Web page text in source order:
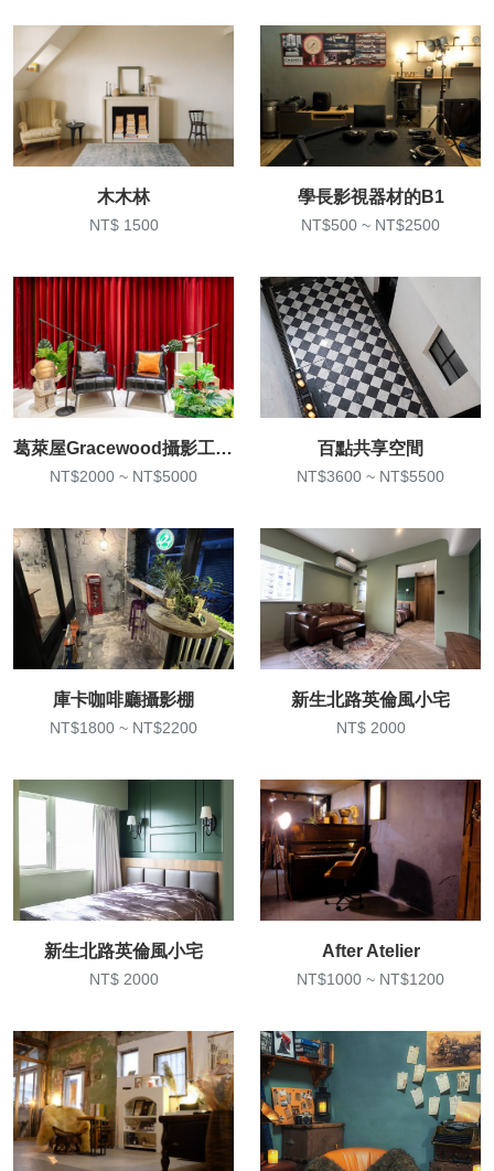
木木林
NT$ 1500
學長影視器材的B1
NT$500 ~ NT$2500
葛萊屋Gracewood攝影工作室
NT$2000 ~ NT$5000
百點共享空間
NT$3600 ~ NT$5500
庫卡咖啡廳攝影棚
NT$1800 ~ NT$2200
新生北路英倫風小宅
NT$ 2000
新生北路英倫風小宅
NT$ 2000
After Atelier
NT$1000 ~ NT$1200